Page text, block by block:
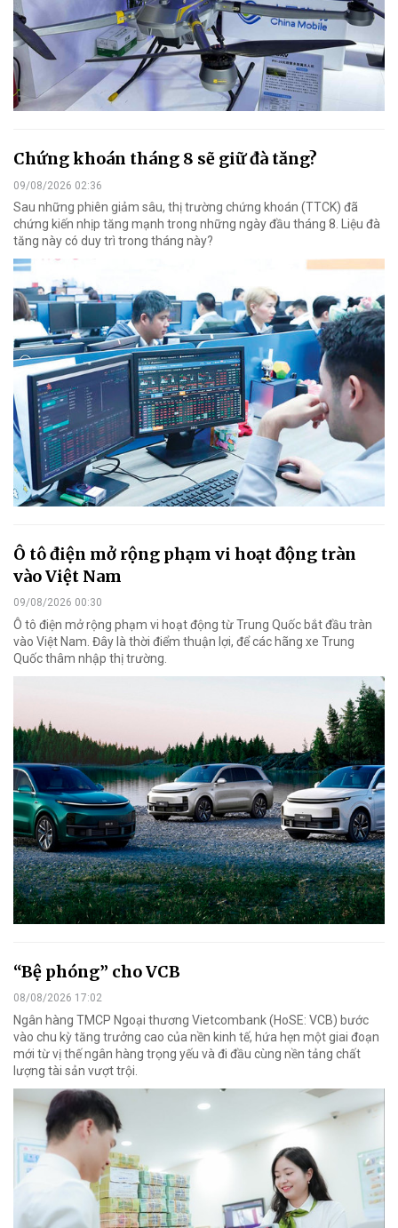
Chứng khoán tháng 8 sẽ giữ đà tăng?
09/08/2026 02:36
Sau những phiên giảm sâu, thị trường chứng khoán (TTCK) đã
chứng kiến nhịp tăng mạnh trong những ngày đầu tháng 8. Liệu đà
tăng này có duy trì trong tháng này?
Ô tô điện mở rộng phạm vi hoạt động tràn
vào Việt Nam
09/08/2026 00:30
Ô tô điện mở rộng phạm vi hoạt động từ Trung Quốc bắt đầu tràn
vào Việt Nam. Đây là thời điểm thuận lợi, để các hãng xe Trung
Quốc thâm nhập thị trường.
“Bệ phóng” cho VCB
08/08/2026 17:02
Ngân hàng TMCP Ngoại thương Vietcombank (HoSE: VCB) bước
vào chu kỳ tăng trưởng cao của nền kinh tế, hứa hẹn một giai đoạn
mới từ vị thế ngân hàng trọng yếu và đi đầu cùng nền tảng chất
lượng tài sản vượt trội.